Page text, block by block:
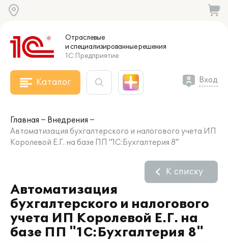
Отраслевые
и специализированныерешения
1С:Предприятие
Каталог Вход
Главная
Внедрения
Автоматизация бухгалтерского и налогового учета ИП
Королевой Е.Г. на базе ПП "1С:Бухгалтерия 8"
Автоматизация
бухгалтерского и налогового
учета ИП Королевой Е.Г. на
базе ПП "1С:Бухгалтерия 8"
К списку